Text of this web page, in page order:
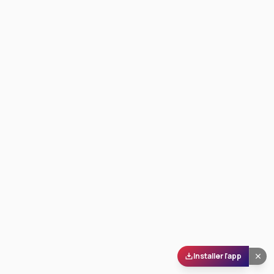
Installer l'app